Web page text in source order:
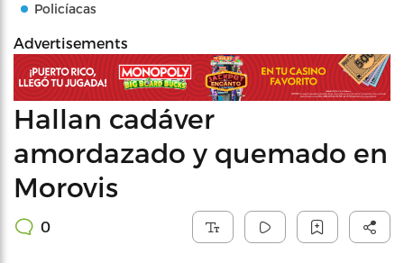
Policíacas
Advertisements
Hallan cadáver
amordazado y quemado en
Morovis
0